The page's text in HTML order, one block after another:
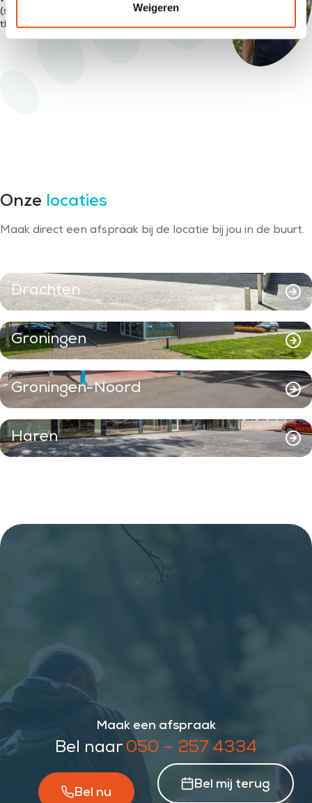
Weigeren
(sport) Podotherapeut, Podo-manueel
therapeut
Onze locaties
Maak direct een afspraak bij de locatie bij jou in de buurt.
Drachten
Groningen
Groningen-Noord
Haren
Maak een afspraak
Bel naar 050 – 257 4334
Bel nu
Bel mij terug